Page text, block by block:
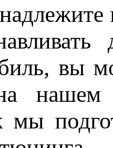
вы
мы